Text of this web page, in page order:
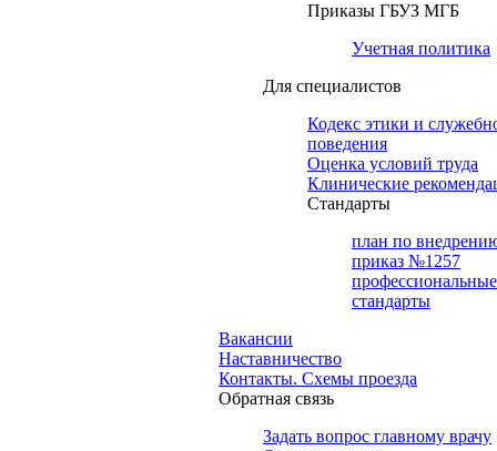
Приказы ГБУЗ МГБ
Учетная политика
Для специалистов
Кодекс этики и
поведения
Оценка условий труда
Клинические
Cтандарты
план по
приказ №1257
профессиональные
стандарты
Вакансии
Наставничество
Контакты. Схемы проезда
Обратная связь
Задать вопрос главному врачу